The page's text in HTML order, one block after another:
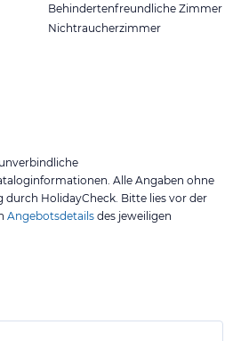
Behindertenfreundliche Zimmer
Nichtraucherzimmer
Alle Angaben ohne
durch HolidayCheck. Bitte lies vor der
Angebotsdetails des jeweiligen